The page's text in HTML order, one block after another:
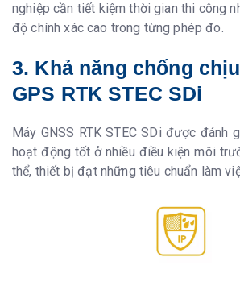
nghiệp cần tiết kiệm thời gian thi công
độ chính xác cao trong từng phép đo.
3. Khả năng chống
GPS RTK STEC SDi
Máy GNSS RTK STEC SDi được đánh
hoạt động tốt ở nhiều điều kiện môi
thể, thiết bị đạt những tiêu chuẩn làm